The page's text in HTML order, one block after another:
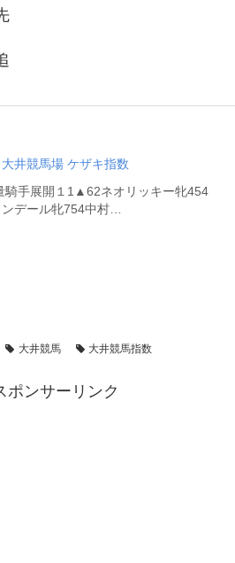
井競馬場 ケザキ指数
騎手展開１1▲62ネオリッキー牝454
デール牝754中村…
大井競馬 大井競馬指数
ポンサーリンク